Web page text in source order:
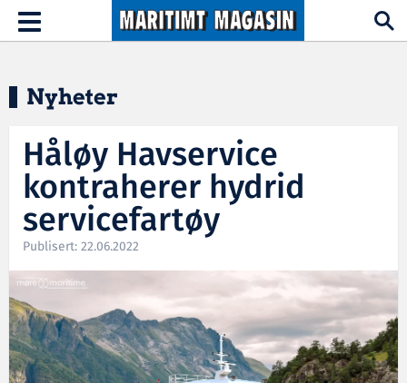
Hopp til hovedinnhold
Toggle
navigation
Nyheter
Håløy Havservice
kontraherer hydrid
servicefartøy
Publisert: 22.06.2022